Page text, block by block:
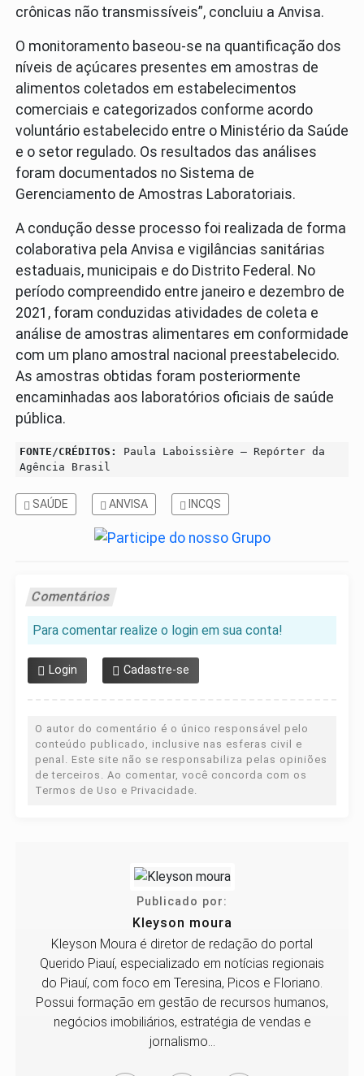
crônicas não transmissíveis”, concluiu a Anvisa.
O monitoramento baseou-se na quantificação dos
níveis de açúcares presentes em amostras de
alimentos coletados em estabelecimentos
comerciais e categorizados conforme acordo
voluntário estabelecido entre o Ministério da Saúde
e o setor regulado. Os resultados das análises
foram documentados no Sistema de
Gerenciamento de Amostras Laboratoriais.
A condução desse processo foi realizada de forma
colaborativa pela Anvisa e vigilâncias sanitárias
estaduais, municipais e do Distrito Federal. No
período compreendido entre janeiro e dezembro de
2021, foram conduzidas atividades de coleta e
análise de amostras alimentares em conformidade
com um plano amostral nacional preestabelecido.
As amostras obtidas foram posteriormente
encaminhadas aos laboratórios oficiais de saúde
pública.
FONTE/CRÉDITOS:
Paula Laboissière – Repórter da
Agência Brasil
SAÚDE ANVISA INCQS
Comentários
Para comentar realize o login em sua conta!
Login Cadastre-se
O autor do comentário é o único responsável pelo
conteúdo publicado, inclusive nas esferas civil e
penal. Este site não se responsabiliza pelas opiniões
de terceiros. Ao comentar, você concorda com os
Termos de Uso e Privacidade.
Publicado por:
Kleyson moura
Kleyson Moura é diretor de redação do portal
Querido Piauí, especializado em notícias regionais
do Piauí, com foco em Teresina, Picos e Floriano.
Possui formação em gestão de recursos humanos,
negócios imobiliários, estratégia de vendas e
jornalismo...